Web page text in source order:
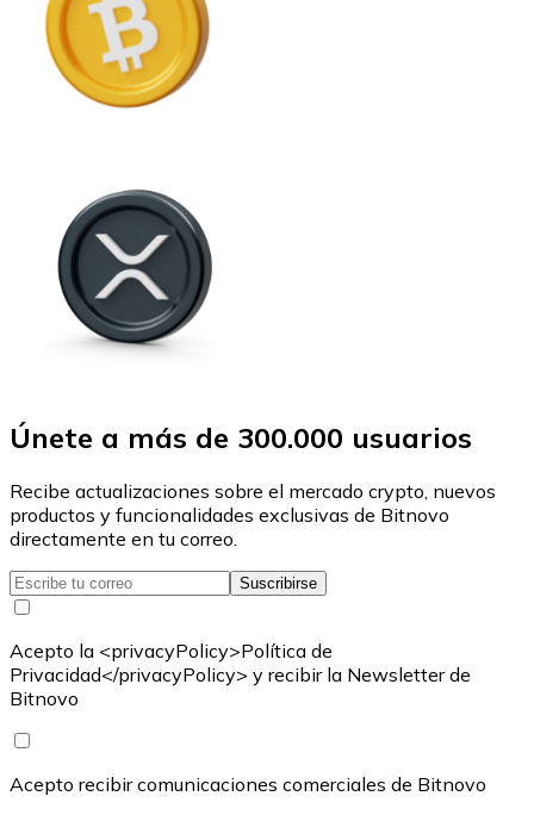
Únete a más de 300.000 usuarios
Recibe actualizaciones sobre el mercado crypto, nuevos
productos y funcionalidades exclusivas de Bitnovo
directamente en tu correo.
Suscribirse
Acepto la <privacyPolicy>Política de
Privacidad</privacyPolicy> y recibir la Newsletter de
Bitnovo
Acepto recibir comunicaciones comerciales de Bitnovo